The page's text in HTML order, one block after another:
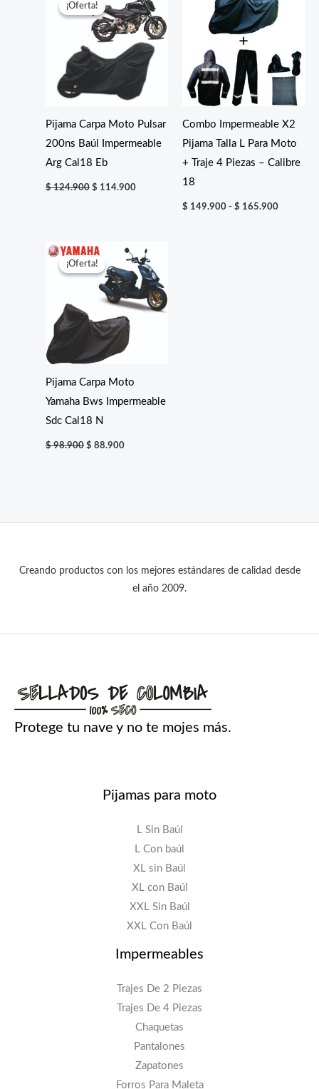
¡Oferta!
¡Oferta!
Pijama Carpa Moto Pulsar
200ns Baúl Impermeable
Arg Cal18 Eb
$124.900 El
precio
$ 114.900El
Combo Impermeable X2
Pijama Talla L Para Moto
+ Traje 4 Piezas – Calibre
18
$ 149.900 - $ 165.900Rango
¡Oferta!
¡Oferta!
Pijama Carpa Moto
Yamaha Bws Impermeable
Sdc Cal18 N
$98.900 El
$ 88.900El
Creando productos con los mejores estándares de calidad desde
el año 2009.
Protege tu nave y no te mojes más.
Pijamas para moto
L Sin Baúl
L Con baúl
XL sin Baúl
XL con Baúl
XXL Sin Baúl
XXL Con Baúl
Impermeables
Trajes De 2 Piezas
Trajes De 4 Piezas
Chaquetas
Pantalones
Zapatones
Forros Para Maleta